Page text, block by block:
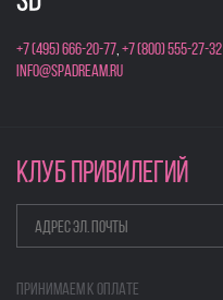
+7 (495) 666-20-77,+7 (800) 555-27-32
info@spadream.ru
КЛУБ ПРИВИЛЕГИЙ
Принимаем к оплате